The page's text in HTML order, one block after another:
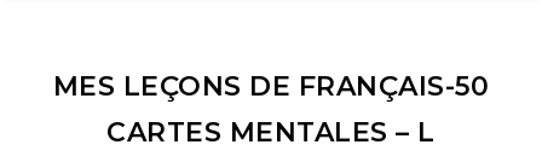
MES LEÇONS DE FRANÇAIS-50
CARTES MENTALES – L